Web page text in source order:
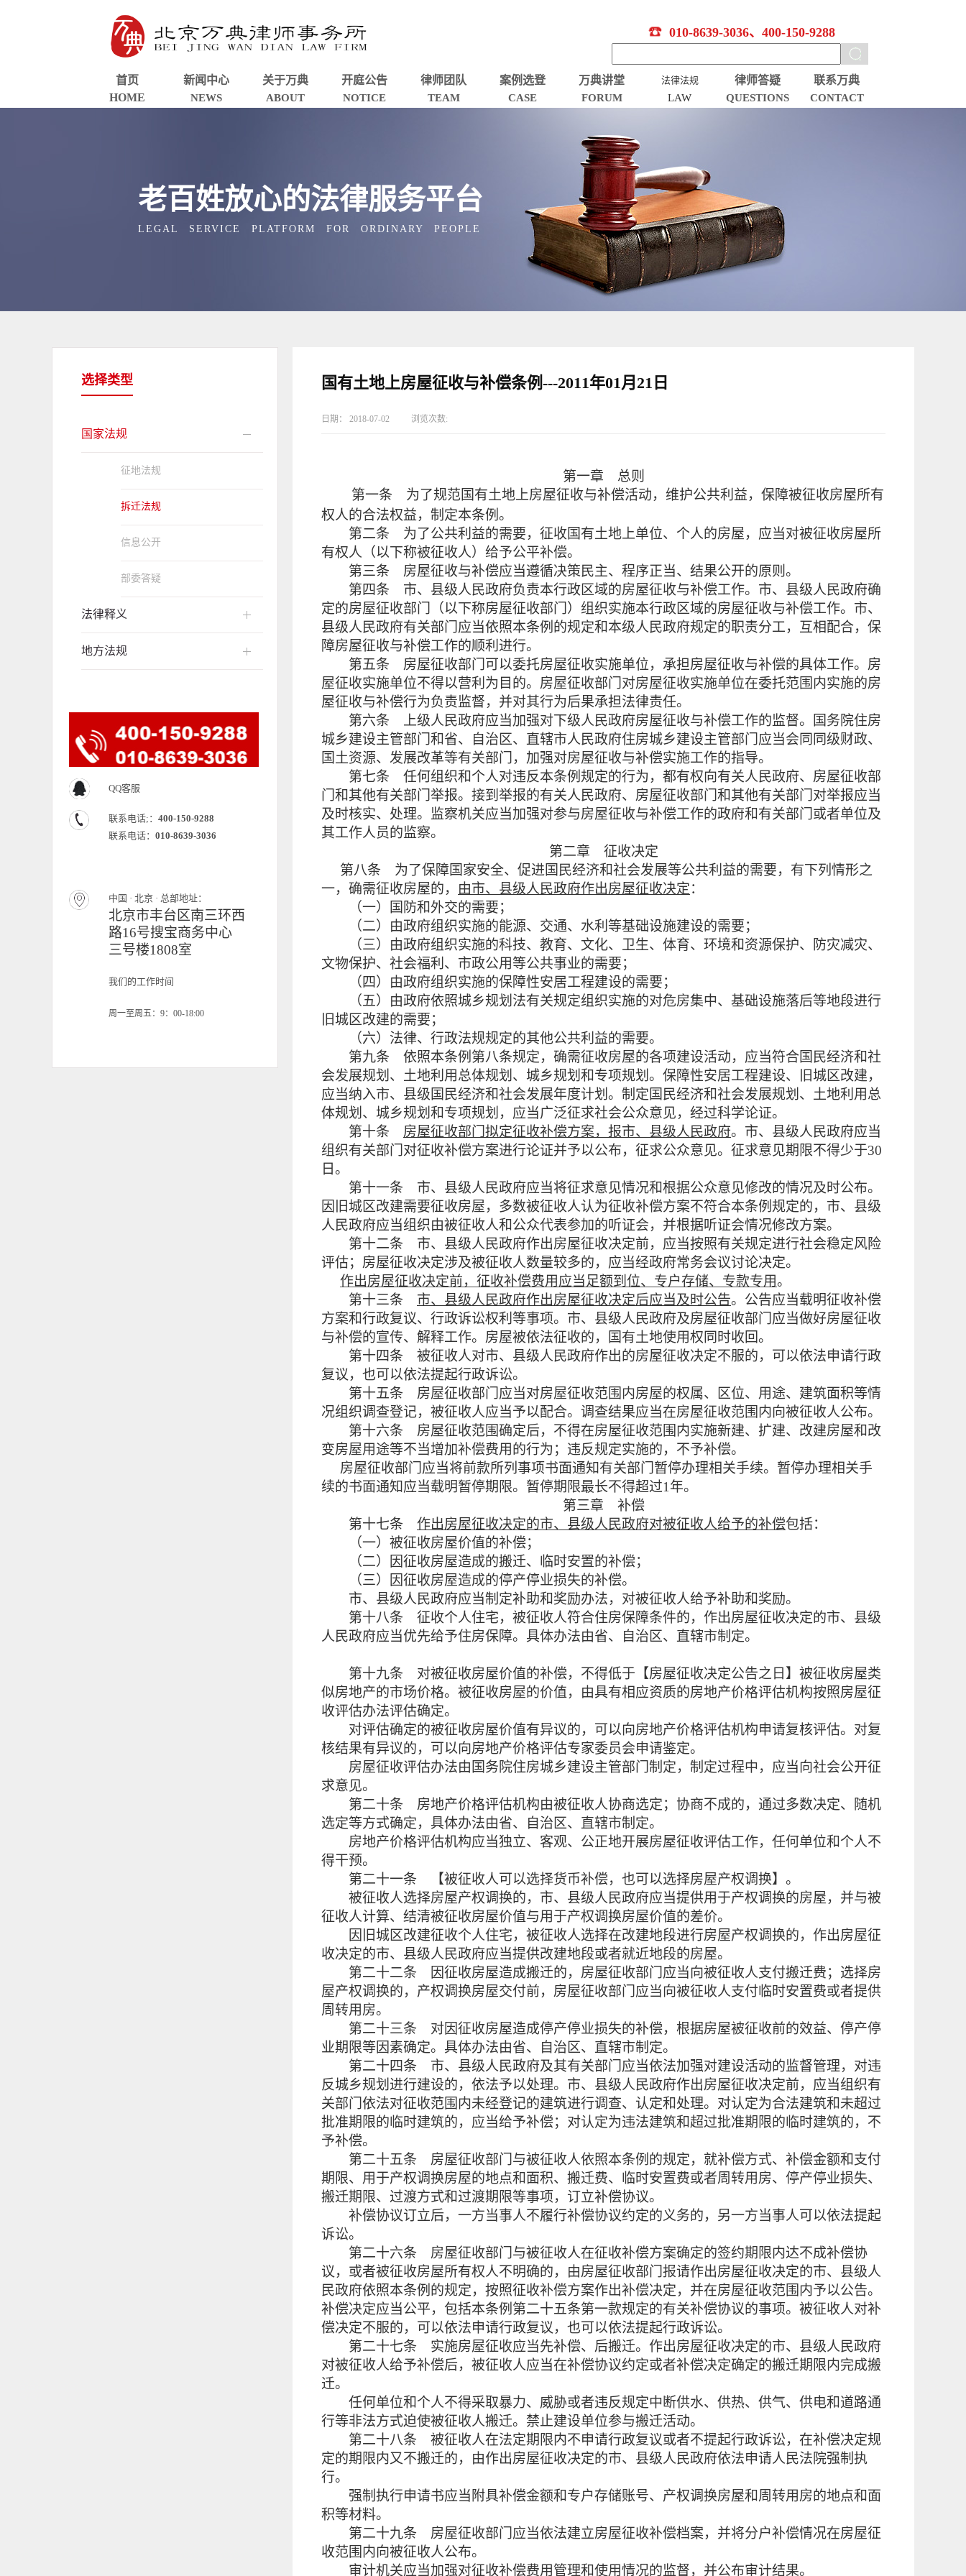
010-8639-3036、400-150-9288
首页
HOME
新闻中心
NEWS
关于万典
ABOUT
开庭公告
NOTICE
律师团队
TEAM
案例选登
CASE
万典讲堂
FORUM
法律法规
LAW
律师答疑
QUESTIONS
联系万典
CONTACT
老百姓放心的法律服务平台
LEGAL SERVICE PLATFORM FOR ORDINARY PEOPLE
选择类型
国家法规
征地法规
拆迁法规
信息公开
部委答疑
法律释义
地方法规
QQ客服
联系电话;： 400-150-9288
联系电话： 010-8639-3036
中国 · 北京 · 总部地址：
北京市丰台区南三环西
路16号搜宝商务中心
三号楼1808室
我们的工作时间
周一至周五：9：00-18:00
国有土地上房屋征收与补偿条例---2011年01月21日
日期： 2018-07-02 浏览次数:
第一章 总则
第一条 为了规范国有土地上房屋征收与补偿活动，维护公共利益，保障被征收房屋所有
权人的合法权益，制定本条例。
第二条 为了公共利益的需要，征收国有土地上单位、个人的房屋，应当对被征收房屋所
有权人（以下称被征收人）给予公平补偿。
第三条 房屋征收与补偿应当遵循决策民主、程序正当、结果公开的原则。
第四条 市、县级人民政府负责本行政区域的房屋征收与补偿工作。市、县级人民政府确
定的房屋征收部门（以下称房屋征收部门）组织实施本行政区域的房屋征收与补偿工作。市、
县级人民政府有关部门应当依照本条例的规定和本级人民政府规定的职责分工，互相配合，保
障房屋征收与补偿工作的顺利进行。
第五条 房屋征收部门可以委托房屋征收实施单位，承担房屋征收与补偿的具体工作。房
屋征收实施单位不得以营利为目的。房屋征收部门对房屋征收实施单位在委托范围内实施的房
屋征收与补偿行为负责监督，并对其行为后果承担法律责任。
第六条
上级人民政府应当加强对下级人民政府房屋征收与补偿工作的监督。国务院住房
城乡建设主管部门和省、自治区、直辖市人民政府住房城乡建设主管部门应当会同同级财政、
国土资源、发展改革等有关部门，加强对房屋征收与补偿实施工作的指导。
第七条 任何组织和个人对违反本条例规定的行为，都有权向有关人民政府、房屋征收部
门和其他有关部门举报。接到举报的有关人民政府、房屋征收部门和其他有关部门对举报应当
及时核实、处理。监察机关应当加强对参与房屋征收与补偿工作的政府和有关部门或者单位及
其工作人员的监察。
第二章 征收决定
第八条 为了保障国家安全、促进国民经济和社会发展等公共利益的需要，有下列情形之
一，确需征收房屋的， 由市、县级人民政府作出房屋征收决定：
（一）国防和外交的需要；
（二）由政府组织实施的能源、交通、水利等基础设施建设的需要；
（三）由政府组织实施的科技、教育、文化、卫生、体育、环境和资源保护、防灾减灾、
文物保护、社会福利、市政公用等公共事业的需要；
（四）由政府组织实施的保障性安居工程建设的需要；
（五）由政府依照城乡规划法有关规定组织实施的对危房集中、基础设施落后等地段进行
旧城区改建的需要；
（六）法律、行政法规规定的其他公共利益的需要。
第九条 依照本条例第八条规定， 确需征收房屋的各项建设活动，应当符合国民经济和社
会发展规划、土地利用总体规划、城乡规划和专项规划。保障性安居工程建设、旧城区改建，
应当纳入市、县级国民经济和社会发展年度计划。 制定国民经济和社会发展规划、土地利用总
体规划、城乡规划和专项规划，应当广泛征求社会公众意见，经过科学论证。
第十条 房屋征收部门拟定征收补偿方案，报市、县级人民政府。市、县级人民政府应当
组织有关部门对征收补偿方案进行论证并予以公布，征求公众意见。征求意见期限不得少于30
日。
第十一条 市、县级人民政府应当将征求意见情况和根据公众意见修改的情况及时公布。
因旧城区改建需要征收房屋，多数被征收人认为征收补偿方案不符合本条例规定的，市、县级
人民政府应当组织由被征收人和公众代表参加的听证会，并根据听证会情况修改方案。
第十二条 市、县级人民政府作出房屋征收决定前，应当按照有关规定进行社会稳定风险
评估；房屋征收决定涉及被征收人数量较多的，应当经政府常务会议讨论决定。
作出房屋征收决定前，征收补偿费用应当足额到位、专户存储、专款专用。
第十三条 市、县级人民政府作出房屋征收决定后应当及时公告。公告应当载明征收补偿
方案和行政复议、行政诉讼权利等事项。市、县级人民政府及房屋征收部门应当做好房屋征收
与补偿的宣传、解释工作。 房屋被依法征收的，国有土地使用权同时收回。
第十四条 被征收人对市、县级人民政府作出的房屋征收决定不服的，可以依法申请行政
复议，也可以依法提起行政诉讼。
第十五条 房屋征收部门应当对房屋征收范围内房屋的权属、区位、用途、建筑面积等情
况组织调查登记，被征收人应当予以配合。调查结果应当在房屋征收范围内向被征收人公布。
第十六条 房屋征收范围确定后，不得在房屋征收范围内实施新建、扩建、改建房屋和改
变房屋用途等不当增加补偿费用的行为；违反规定实施的，不予补偿。
房屋征收部门应当将前款所列事项书面通知有关部门暂停办理相关手续。暂停办理相关手
续的书面通知应当载明暂停期限。暂停期限最长不得超过1年。
第三章 补偿
第十七条 作出房屋征收决定的市、县级人民政府对被征收人给予的补偿包括：
（一）被征收房屋价值的补偿；
（二）因征收房屋造成的搬迁、临时安置的补偿；
（三）因征收房屋造成的停产停业损失的补偿。
市、县级人民政府应当制定补助和奖励办法，对被征收人给予补助和奖励。
第十八条 征收个人住宅，被征收人符合住房保障条件的，作出房屋征收决定的市、县级
人民政府应当优先给予住房保障。具体办法由省、自治区、直辖市制定。
第十九条 对被征收房屋价值的补偿，不得低于【房屋征收决定公告之日】被征收房屋类
似房地产的市场价格。被征收房屋的价值，由具有相应资质的房地产价格评估机构按照房屋征
收评估办法评估确定。
对评估确定的被征收房屋价值有异议的，可以向房地产价格评估机构申请复核评估。对复
核结果有异议的，可以向房地产价格评估专家委员会申请鉴定。
房屋征收评估办法由国务院住房城乡建设主管部门制定，制定过程中，应当向社会公开征
求意见。
第二十条 房地产价格评估机构由被征收人协商选定；协商不成的，通过多数决定、随机
选定等方式确定，具体办法由省、自治区、直辖市制定。
房地产价格评估机构应当独立、客观、公正地开展房屋征收评估工作，任何单位和个人不
得干预。
第二十一条
【被征收人可以选择货币补偿，也可以选择房屋产权调换】。
被征收人选择房屋产权调换的，市、县级人民政府应当提供用于产权调换的房屋，并与被
征收人计算、结清被征收房屋价值与用于产权调换房屋价值的差价。
因旧城区改建征收个人住宅，被征收人选择在改建地段进行房屋产权调换的，作出房屋征
收决定的市、县级人民政府应当提供改建地段或者就近地段的房屋。
第二十二条
因征收房屋造成搬迁的，房屋征收部门应当向被征收人支付搬迁费；选择房
屋产权调换的，产权调换房屋交付前，房屋征收部门应当向被征收人支付临时安置费或者提供
周转用房。
第二十三条 对因征收房屋造成停产停业损失的补偿，根据房屋被征收前的效益、停产停
业期限等因素确定。具体办法由省、自治区、直辖市制定。
第二十四条 市、县级人民政府及其有关部门应当依法加强对建设活动的监督管理，对违
反城乡规划进行建设的，依法予以处理。 市、县级人民政府作出房屋征收决定前，应当组织有
关部门依法对征收范围内未经登记的建筑进行调查、认定和处理。对认定为合法建筑和未超过
批准期限的临时建筑的，应当给予补偿；对认定为违法建筑和超过批准期限的临时建筑的，不
予补偿。
第二十五条 房屋征收部门与被征收人依照本条例的规定，就补偿方式、补偿金额和支付
期限、用于产权调换房屋的地点和面积、搬迁费、临时安置费或者周转用房、停产停业损失、
搬迁期限、过渡方式和过渡期限等事项，订立补偿协议。
补偿协议订立后，一方当事人不履行补偿协议约定的义务的，另一方当事人可以依法提起
诉讼。
第二十六条 房屋征收部门与被征收人在征收补偿方案确定的签约期限内达不成补偿协
议，或者被征收房屋所有权人不明确的，由房屋征收部门报请作出房屋征收决定的市、县级人
民政府依照本条例的规定，按照征收补偿方案作出补偿决定，并在房屋征收范围内予以公告。
补偿决定应当公平，包括本条例第二十五条第一款规定的有关补偿协议的事项。 被征收人对补
偿决定不服的，可以依法申请行政复议，也可以依法提起行政诉讼。
第二十七条 实施房屋征收应当先补偿、后搬迁。作出房屋征收决定的市、县级人民政府
对被征收人给予补偿后，被征收人应当在补偿协议约定或者补偿决定确定的搬迁期限内完成搬
迁。
任何单位和个人不得采取暴力、威胁或者违反规定中断供水、供热、供气、供电和道路通
行等非法方式迫使被征收人搬迁。禁止建设单位参与搬迁活动。
第二十八条 被征收人在法定期限内不申请行政复议或者不提起行政诉讼，在补偿决定规
定的期限内又不搬迁的，由作出房屋征收决定的市、县级人民政府依法申请人民法院强制执
行。
强制执行申请书应当附具补偿金额和专户存储账号、产权调换房屋和周转用房的地点和面
积等材料。
第二十九条 房屋征收部门应当依法建立房屋征收补偿档案，并将分户补偿情况在房屋征
收范围内向被征收人公布。
审计机关应当加强对征收补偿费用管理和使用情况的监督，并公布审计结果。